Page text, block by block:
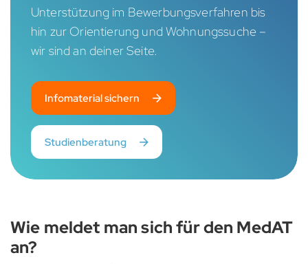
Unterstützung im Bewerbungsverfahren bis
hin zur Orientierung und Wohnungssuche –
wir sind an deiner Seite.
Infomaterial sichern
Studienberatung
Wie meldet man sich für den MedAT
an?